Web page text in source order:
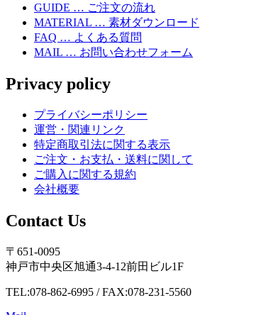
GUIDE … ご注文の流れ
MATERIAL … 素材ダウンロード
FAQ … よくある質問
MAIL … お問い合わせフォーム
Privacy policy
プライバシーポリシー
運営・関連リンク
特定商取引法に関する表示
ご注文・お支払・送料に関して
ご購入に関する規約
会社概要
Contact Us
〒651-0095
神戸市中央区旭通3-4-12前田ビル1F
TEL:078-862-6995 / FAX:078-231-5560